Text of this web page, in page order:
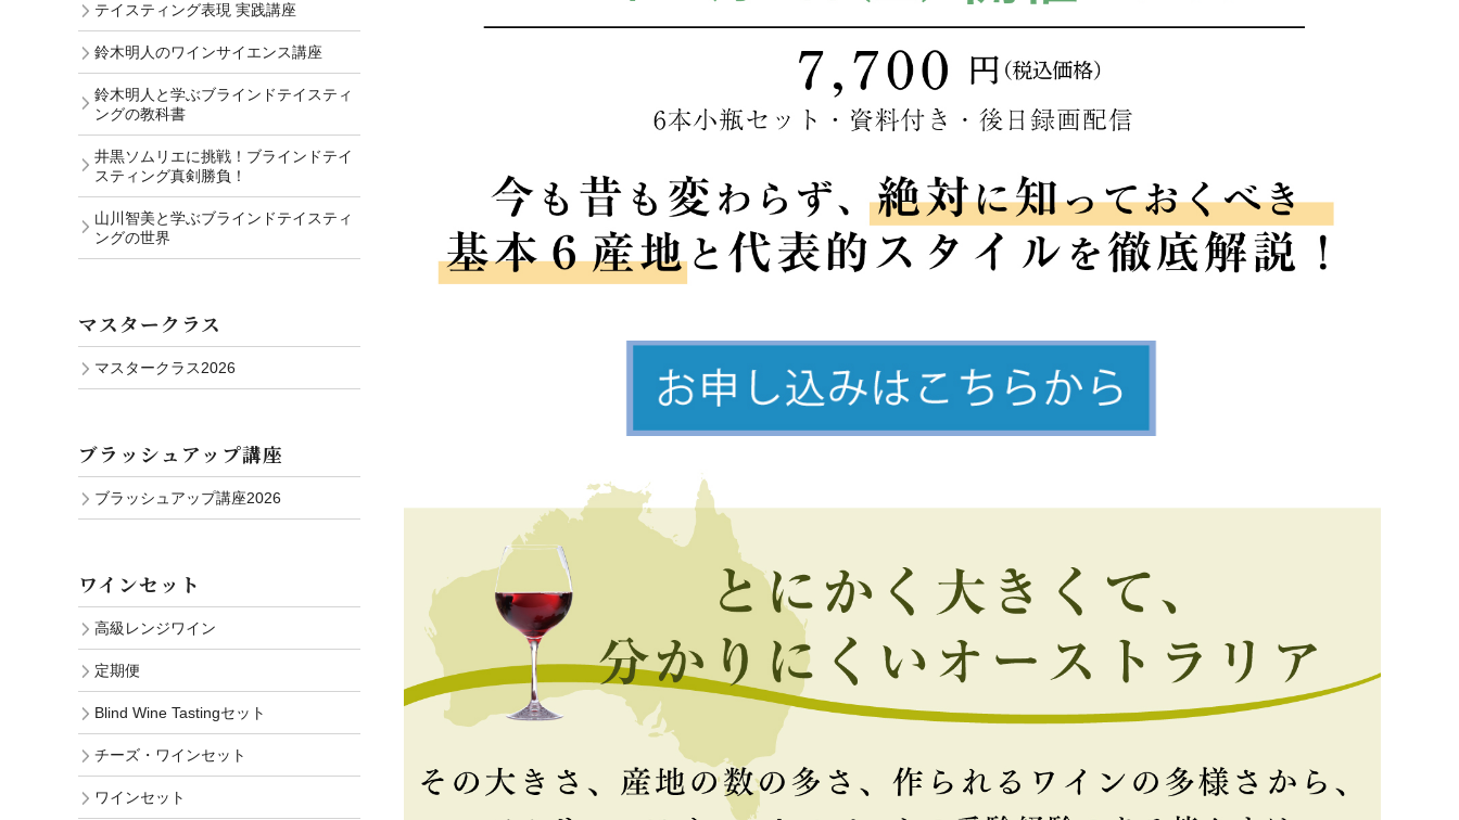
テイスティング表現 実践講座
鈴木明人のワインサイエンス講座
鈴木明人と学ぶブラインドテイスティ
ングの教科書
井黒ソムリエに挑戦！ブラインドテイ
スティング真剣勝負！
山川智美と学ぶブラインドテイスティ
ングの世界
マスタークラス
マスタークラス2026
ブラッシュアップ講座
ブラッシュアップ講座2026
ワインセット
高級レンジワイン
定期便
Blind Wine Tastingセット
チーズ・ワインセット
ワインセット